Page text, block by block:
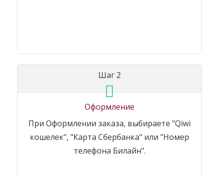
Шаг 2
Оформление
При Оформлении заказа, выбираете "Qiwi
кошелек", "Карта Сбербанка" или "Номер
телефона Билайн".